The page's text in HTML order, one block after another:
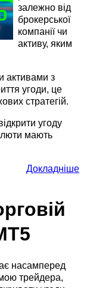
залежно від
брокерської
компанії чи
активу, яким
активами з
угоди, це
стратегій.
угоду
мають
Докладніше
насамперед
трейдера,